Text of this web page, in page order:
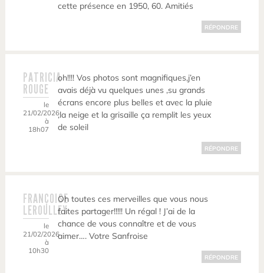
cette présence en 1950, 60. Amitiés
RÉPONDRE
PATRICIA
ROUGE
le
21/02/2026
à
18h07
oh!!!! Vos photos sont magnifiques,j’en
avais déjà vu quelques unes ,su grands
écrans encore plus belles et avec la pluie
,la neige et la grisaille ça remplit les yeux
de soleil
RÉPONDRE
FRANÇOISE
LEROULLEY
le
21/02/2026
à
10h30
Oh toutes ces merveilles que vous nous
faites partager!!!!! Un régal ! J’ai de la
chance de vous connaître et de vous
aimer…. Votre Sanfroise
RÉPONDRE